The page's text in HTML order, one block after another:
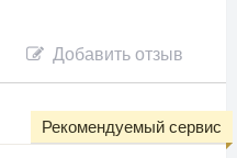
Добавить отзыв
Рекомендуемый сервис